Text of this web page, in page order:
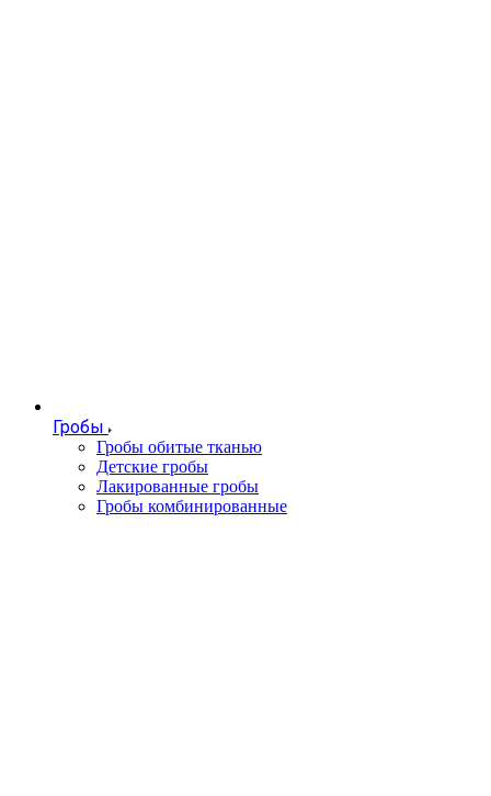
Гробы
Гробы обитые тканью
Детские гробы
Лакированные гробы
Гробы комбинированные